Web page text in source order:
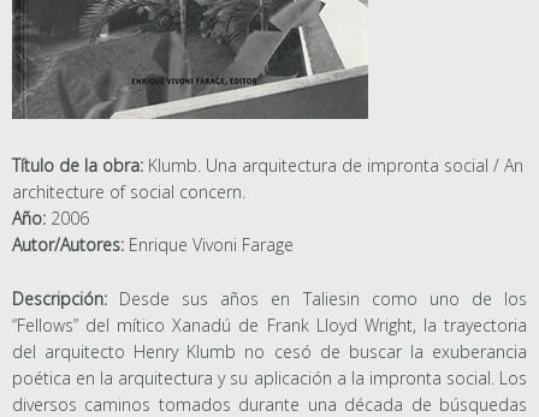
Título de la obra: Klumb. Una arquitectura de impronta social / An
architecture of social concern.
Año: 2006
Autor/Autores: Enrique Vivoni Farage
Descripción: Desde sus años en Taliesin como uno de los
“Fellows” del mítico Xanadú de Frank Lloyd Wright, la trayectoria
del arquitecto Henry Klumb no cesó de buscar la exuberancia
poética en la arquitectura y su aplicación a la impronta social. Los
diversos caminos tomados durante una década de búsquedas